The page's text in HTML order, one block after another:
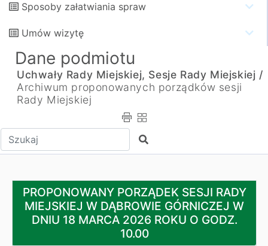
Sposoby załatwiania spraw
Umów wizytę
Dane podmiotu
Uchwały Rady Miejskiej, Sesje Rady Miejskiej /
Archiwum proponowanych porządków sesji
Rady Miejskiej
Wpisz tekst do wyszukania Szukaj
PROPONOWANY PORZĄDEK SESJI RADY MIEJSKIEJ
PROPONOWANY PORZĄDEK SESJI RADY
MIEJSKIEJ W DĄBROWIE GÓRNICZEJ W
DNIU 18 MARCA 2026 ROKU O GODZ.
10.00